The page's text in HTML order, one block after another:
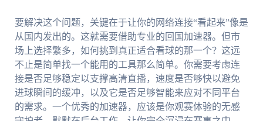
要解决这个问题，关键在于让你的网络连接“看起来”像是
从国内发出的。这就需要借助专业的回国加速器。但市
场上选择繁多，如何挑到真正适合看球的那一个？这远
不止是简单找一个能用的工具那么简单。你需要考虑连
接是否足够稳定以支撑高清直播，速度是否够快以避免
进球瞬间的缓冲，以及它是否足够智能来应对不同平台
的需求。一个优秀的加速器，应该是你观赛体验的无感